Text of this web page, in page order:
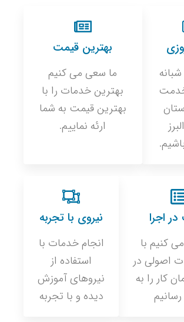
بهترین قیمت
ما سعی می کنیم
بهترین خدمات را با
بهترین قیمت به شما
ارئه نماییم.
اجرا
کنیم با
اصولی در
کار را به
رسانیم
نیروی با تجربه
انجام خدمات با
استفاده از
نیروهای آموزش
دیده و با تجربه